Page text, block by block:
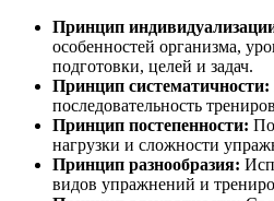
Принцип
особенностей организма,
подготовки, целей и задач.
Принцип систематичности:
последовательность
Принцип постепенности:
нагрузки и сложности
Принцип разнообразия:
видов упражнений и